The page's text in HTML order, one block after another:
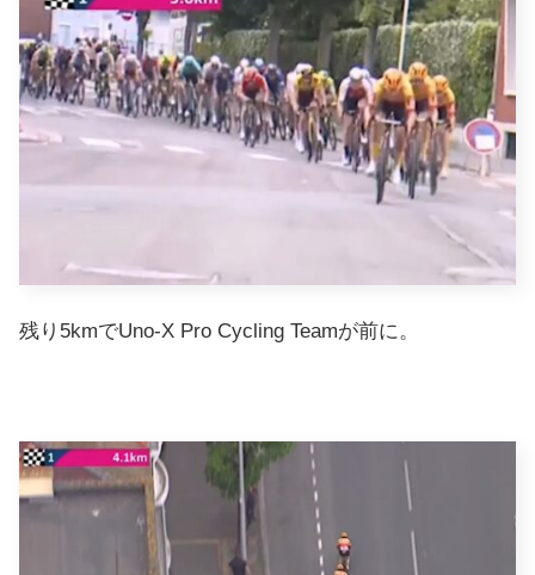
残り5kmでUno-X Pro Cycling Teamが前に。